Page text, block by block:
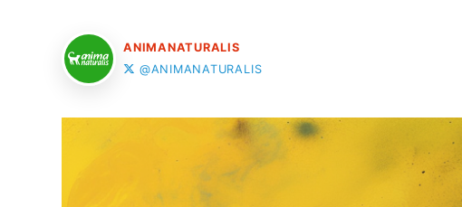
ANIMANATURALIS
@ANIMANATURALIS